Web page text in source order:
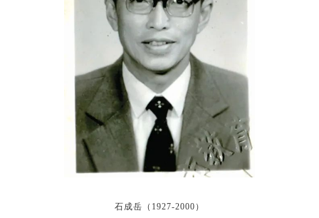
石成岳（1927-2000）